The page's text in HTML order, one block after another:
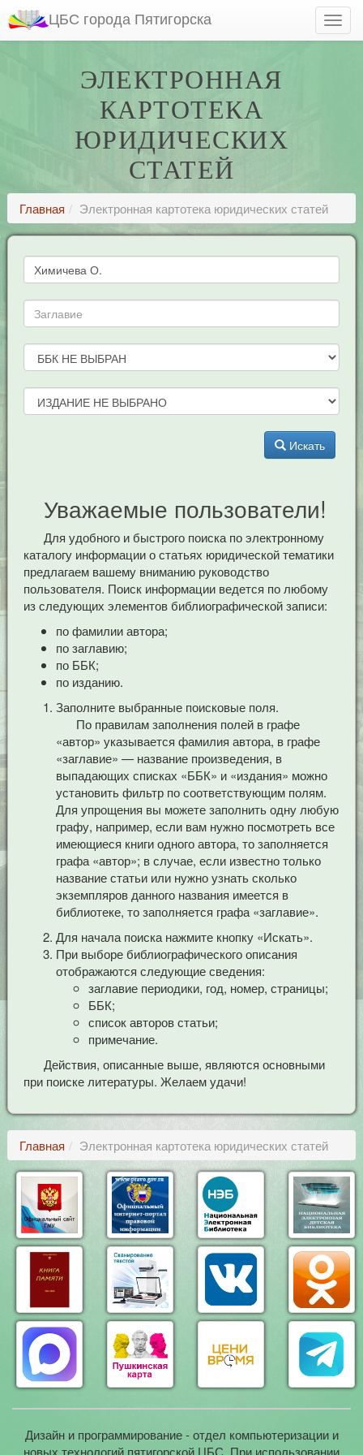
ЦБС города Пятигорска
ЭЛЕКТРОННАЯ
КАРТОТЕКА
ЮРИДИЧЕСКИХ
СТАТЕЙ
Главная Электронная картотека юридических статей
Искать
Уважаемые пользователи!
Для удобного и быстрого поиска по электронному
каталогу информации о статьях юридической тематики
предлагаем вашему вниманию руководство
пользователя. Поиск информации ведется по любому
из следующих элементов библиографической записи:
по фамилии автора;
по заглавию;
по ББК;
по изданию.
Заполните выбранные поисковые поля.
По правилам заполнения полей в графе
«автор» указывается фамилия автора, в графе
«заглавие» — название произведения, в
выпадающих списках «ББК» и «издания» можно
установить фильтр по соответствующим полям.
Для упрощения вы можете заполнить одну любую
графу, например, если вам нужно посмотреть все
имеющиеся книги одного автора, то заполняется
графа «автор»; в случае, если известно только
название статьи или нужно узнать сколько
экземпляров данного названия имеется в
библиотеке, то заполняется графа «заглавие».
Для начала поиска нажмите кнопку «Искать».
При выборе библиографического описания
отображаются следующие сведения:
заглавие периодики, год, номер, страницы;
ББК;
список авторов статьи;
примечание.
Действия, описанные выше, являются основными
при поиске литературы. Желаем удачи!
Главная Электронная картотека юридических статей
Дизайн и программирование - отдел компьютеризации и